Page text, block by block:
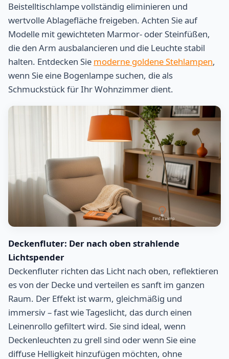
Beistelltischlampe vollständig eliminieren und
wertvolle Ablagefläche freigeben. Achten Sie auf
Modelle mit gewichteten Marmor- oder Steinfüßen,
die den Arm ausbalancieren und die Leuchte stabil
halten. Entdecken Sie moderne goldene Stehlampen,
wenn Sie eine Bogenlampe suchen, die als
Schmuckstück für Ihr Wohnzimmer dient.
Deckenfluter: Der nach oben strahlende
Lichtspender
Deckenfluter richten das Licht nach oben, reflektieren
es von der Decke und verteilen es sanft im ganzen
Raum. Der Effekt ist warm, gleichmäßig und
immersiv – fast wie Tageslicht, das durch einen
Leinenrollo gefiltert wird. Sie sind ideal, wenn
Deckenleuchten zu grell sind oder wenn Sie eine
diffuse Helligkeit hinzufügen möchten, ohne